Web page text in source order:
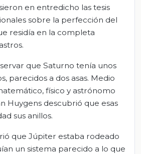
en entredicho las tesis
sobre la perfección del
residía en la completa
que Saturno tenía unos
parecidos a dos asas. Medio
físico y astrónomo
Huygens descubrió que esas
sus anillos.
que Júpiter estaba rodeado
un sistema parecido a lo que